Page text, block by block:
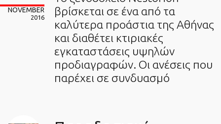
NOVEMBER
2016
βρίσκεται σε ένα από τα
καλύτερα προάστια της Αθήνας
και διαθέτει κτιριακές
εγκαταστάσεις υψηλών
προδιαγραφών. Οι ανέσεις που
παρέχει σε συνδυασμό